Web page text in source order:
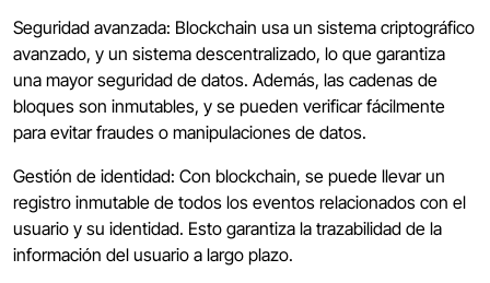
Seguridad avanzada: Blockchain usa un sistema criptográfico
avanzado, y un sistema descentralizado, lo que garantiza
una mayor seguridad de datos. Además, las cadenas de
bloques son inmutables, y se pueden verificar fácilmente
para evitar fraudes o manipulaciones de datos.
Gestión de identidad: Con blockchain, se puede llevar un
registro inmutable de todos los eventos relacionados con el
usuario y su identidad. Esto garantiza la trazabilidad de la
información del usuario a largo plazo.